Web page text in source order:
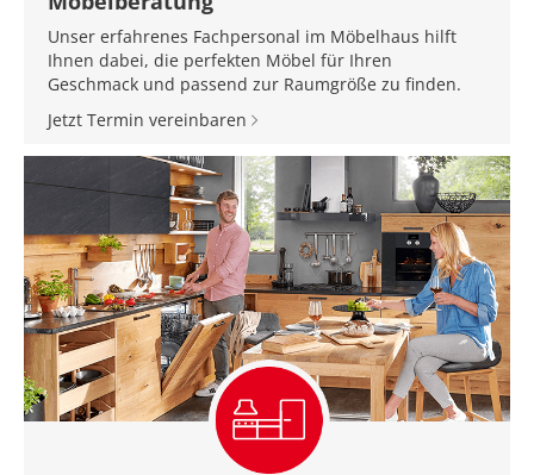
Unser erfahrenes Fachpersonal im Möbelhaus hilft
Ihnen dabei, die perfekten Möbel für Ihren
Geschmack und passend zur Raumgröße zu finden.
Jetzt Termin vereinbaren